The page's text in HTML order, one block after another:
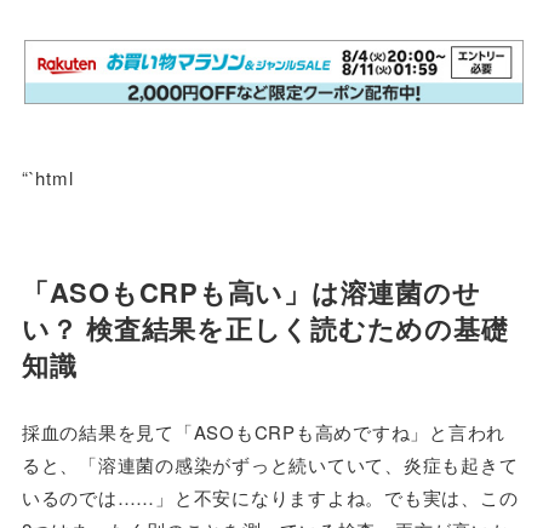
“`html
「ASOもCRPも高い」は溶連菌のせ
い？ 検査結果を正しく読むための基礎
知識
採血の結果を見て「ASOもCRPも高めですね」と言われ
ると、「溶連菌の感染がずっと続いていて、炎症も起きて
いるのでは……」と不安になりますよね。でも実は、この